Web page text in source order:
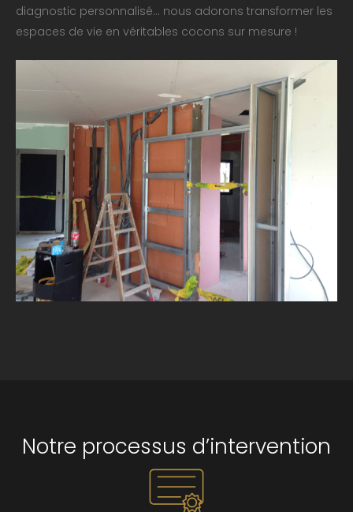
diagnostic personnalisé… nous adorons transformer les
espaces de vie en véritables cocons sur mesure !
Notre processus d’intervention